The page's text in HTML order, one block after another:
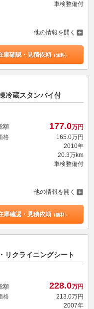
車検整備付
他の情報を開く
庫確認・見積依頼（無料）
冷蔵スタンバイ付
額 177.0万円
格
165. 0万円
2010年
20.3万km
車検整備付
他の情報を開く
庫確認・見積依頼（無料）
リクライニングシート
額 228.0万円
格
213.0万円
2007年